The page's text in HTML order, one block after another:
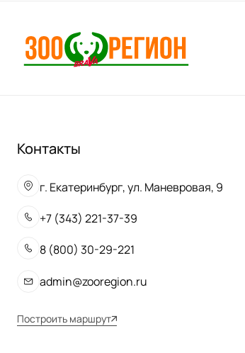
Контакты
г. Екатеринбург, ул. Маневровая, 9
+7 (343) 221-37-39
8 (800) 30-29-221
admin@zooregion.ru
Построить маршрут